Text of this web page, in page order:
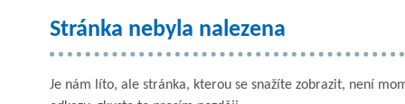
Stránka nebyla nalezena
Je nám líto, ale stránka, kterou se snažíte zobrazit, není